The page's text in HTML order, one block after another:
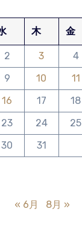
木 金
2 3 4
9 10 11
16 17 18
23 24 25
30 31
« 6月 8月 »